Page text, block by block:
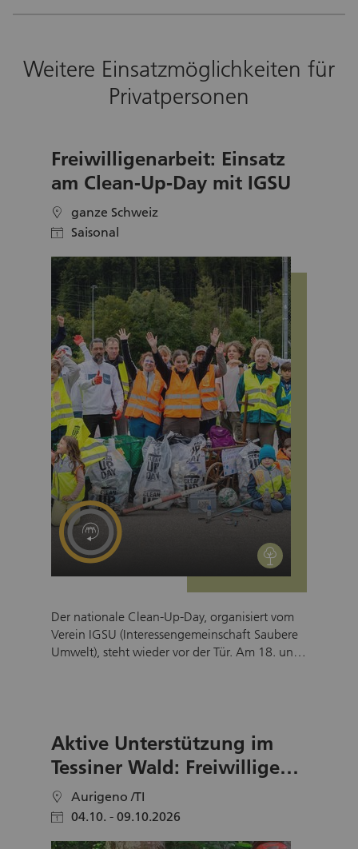
Weitere Einsatzmöglichkeiten für
Privatpersonen
Freiwilligenarbeit: Einsatz
am Clean-Up-Day mit IGSU
location ganze Schweiz
calendar Saisonal
environment
Der nationale Clean‑Up‑Day, organisiert vom
Verein IGSU (Interessengemeinschaft Saubere
Umwelt), steht wieder vor der Tür. Am 18. und
Clean‑Up‑Day wurden über 700
Aufräum‑Aktionen in allen Landesteilen
durchgeführt – ein starkes Zeichen gegen
Littering und für eine saubere Umwelt. Der
Clean‑Up‑Day bietet der Bevölkerung in der
ganzen Schweiz die Möglichkeit, sich freiwillig
und unkompliziert für Nachhaltigkeit zu
Aktive Unterstützung im
Tessiner Wald: Freiwillige
gesucht
location Aurigeno /TI
calendar 04.10. - 09.10.2026